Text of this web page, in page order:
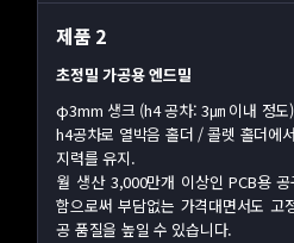
제품 2
초정밀 가공용 엔드밀
φ3mm 생크 (h4 공차: 3㎛ 이내 정
h4공차로 열박음 홀더 / 콜렛 홀더에
지력를 유지.
월 생산 3,000만개 이상인 PCB용
함으로써 부담없는 가격대면서도
공 품질을 높일 수 있습니다.